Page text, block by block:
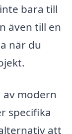
bara till
även till en
när du
av modern
specifika
att